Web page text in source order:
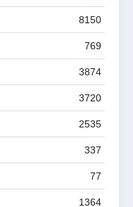
8150
769
3874
3720
2535
337
77
1364